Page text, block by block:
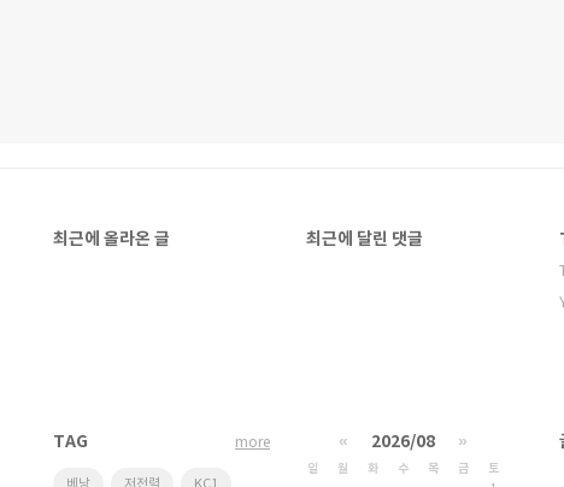
최근에 올라온 글 최근에 달린 댓글
TAG more « 2026/08 »
일 월 화 수 목 금
토